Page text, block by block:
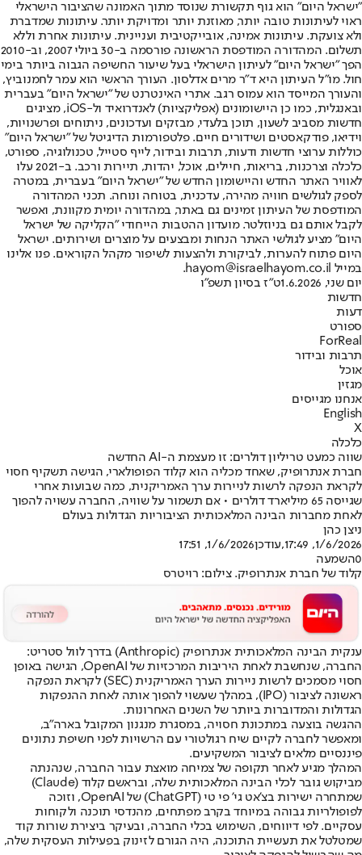
"ישראל היום" הוא גוף תקשורת שנוסד מתוך האמונה שהציבור הישראלי
ראוי לעיתונות טובה יותר, מאוזנת יותר ומדויקת יותר. עיתונות שמדברת
ולא צועקת. עיתונות אמינה, אובייקטיבית ועניינית. עיתונות אחרת וללא
תשלום. המהדורה המודפסת הראשונה פורסמה ב-30 ביולי 2007, וב-2010
הפך "ישראל היום" לעיתון הישראלי בעל שיעור החשיפה הגבוה ביותר בימי
חול. מו"ל העיתון היא ד"ר מרים אדלסון. העורך הראשי הוא עמר לחמנוביץ,
והעורך המייסד הוא עמוס רגב. אתרי האינטרנט של "ישראל היום" בעברית
ובאנגלית, כמו כן היישומונים (אפליקציות) לאנדרואיד ול-iOS, מציגים
חדשות מסביב לשעון, תוכן בלעדי, מבזקים ועדכונים, ניתוחים ופרשנויות,
וידיאו, פודקאסטים ושידורים חיים. פלטפורמות הדיגיטל של "ישראל היום"
כוללות ערוצי חדשות ודעות, תרבות ובידור, לייף סטייל, טכנולוגיה, ספורט,
כלכלה וצרכנות, בריאות, חיילים, אוכל, יהדות, תיירות ורכב. ב-2021 עלו
לאוויר האתר החדש והיישומון החדש של "ישראל היום" בעברית, במטרה
לספק לגולשים חוויה מהירה, עדכנית, בטוחה ונוחה. תכני המהדורה
המודפסת של העיתון זמינים גם באתר, במהדורה יומית מקוונת, ואפשר
לקבל אותם גם בניוזלטר. מועדון ההטבות הייחודי "הקליקה של ישראל
היום" מציע לגולשי האתר הנחות ומבצעים על מוצרים ושירותים. ישראל
היום פתוח להערות, לביקורת ולהצעות לשיפור מקהל הקוראים. פנו אלינו
במייל hayom@israelhayom.co.il.
יום שני, 1.6.2026
ט"ז בסיון תשפ"ו
חדשות
דעות
ספורט
ForReal
תרבות ובידור
אוכל
מגזין
אנחנו מגייסים
English
X
כלכלה
שווה כמעט טריליון דולרים: זו מעצמת ה-AI החדשה
חברת אנתרופיק, שאחד מכליה הוא קלוד הפופולארי, הגישה תשקיף חסוי
לקראת הנפקה לרשות לניירות ערך האמריקנית, כמה שבועות אחרי
שגייסה 65 מיליארד דולרים • אם תשמור על שוויה, החברה עשויה להפוך
לאחת מחברות הבינה המלאכותית הציבוריות הגדולות בעולם
ניצן כהן
1/6/2026, 17:49
,עודכן1/6/2026, 17:51
0השמעה
קלוד של חברת אנתרופיק. צילום: רויטרס
ענקית הבינה המלאכותית אנתרופיק (Anthropic) בדרך לוול סטריט
:
החברה, שנחשבת לאחת היריבות המרכזיות של OpenAI, הגישה באופן
חסוי מסמכים לרשות ניירות הערך האמריקנית (SEC) לקראת הנפקה
ראשונה לציבור (IPO), במהלך שעשוי להפוך אותה לאחת ההנפקות
הגדולות והמדוברות ביותר של השנים האחרונות.
ההגשה בוצעה במתכונת חסויה, במסגרת מנגנון המקובל בארה״ב,
ומאפשר לחברה לקיים שיח רגולטורי עם הרשויות לפני חשיפת נתונים
פיננסיים מלאים לציבור המשקיעים.
המהלך מגיע לאחר תקופה של צמיחה מואצת עבור החברה, שנהנתה
מביקוש גובר לכלי הבינה המלאכותית שלה, ובראשם קלוד (Claude)
שמתחרה ישירות בצ'אט גי' פי טי (ChatGPT) של OpenAI, וזוכה
לפופולריות גבוהה במיוחד בקרב מפתחים, מהנדסי תוכנה ולקוחות
עסקיים. לפי דיווחים, השימוש בכלי החברה, ובעיקר ביצירת שורות קוד
שמטלטל את תעשיית התוכנה, היה הגורם לזינוק בפעילות העסקית שלה,